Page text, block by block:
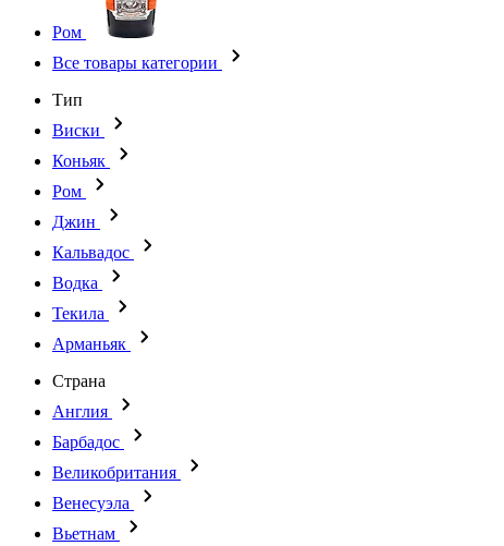
Ром
Все товары категории
Тип
Виски
Коньяк
Ром
Джин
Кальвадос
Водка
Текила
Арманьяк
Страна
Англия
Барбадос
Великобритания
Венесуэла
Вьетнам